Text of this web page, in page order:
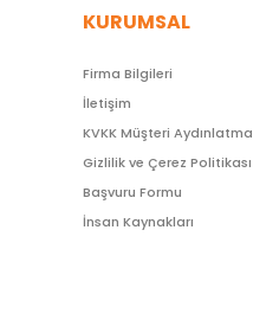
KURUMSAL
Firma Bilgileri
İletişim
KVKK Müşteri Aydınlatma
Gizlilik ve Çerez Politikası
Başvuru Formu
İnsan Kaynakları